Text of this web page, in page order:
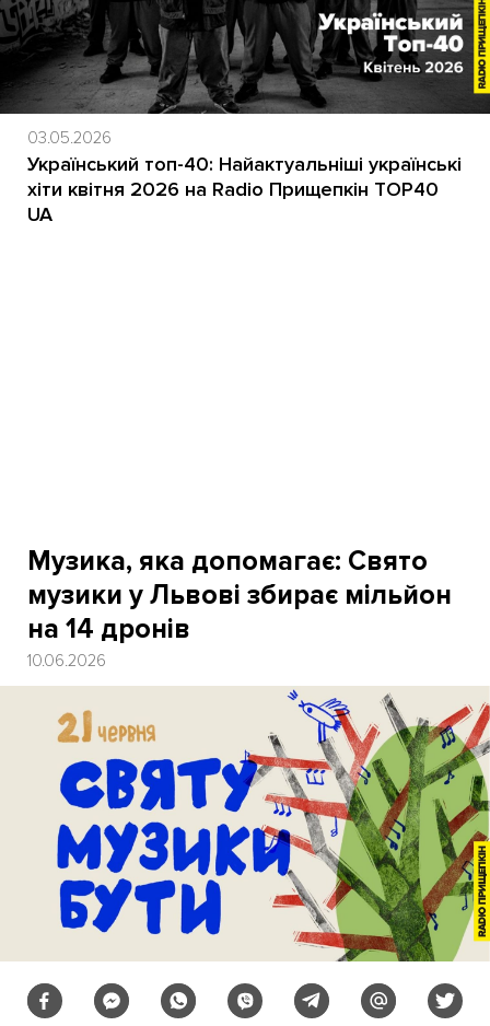
03.05.2026
Український топ-40: Найактуальніші українські
хіти квітня 2026 на Radio Прищепкін TOP40
UA
Музика, яка допомагає: Свято
музики у Львові збирає мільйон
на 14 дронів
10.06.2026